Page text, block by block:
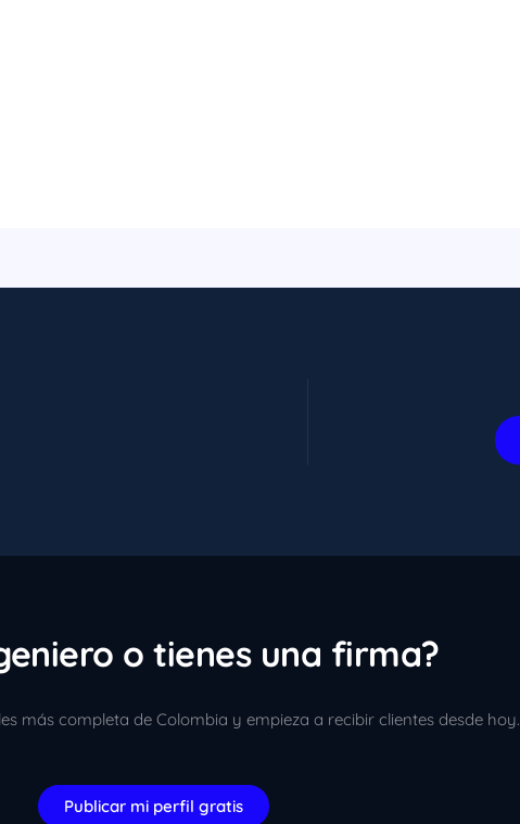
o tienes una firma?
más completa de Colombia y empieza a recibir clientes desde hoy.
Publicar mi perfil gratis